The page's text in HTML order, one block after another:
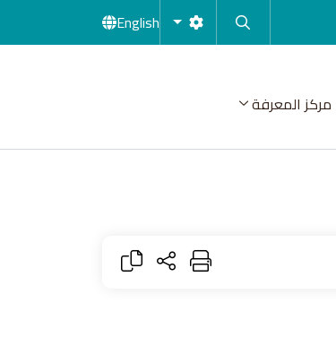
English
مركز المعرفة